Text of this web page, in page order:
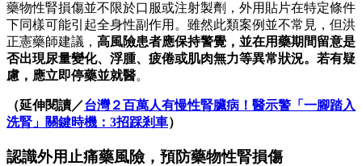
藥物性腎損傷並不限於口服或注射製劑，外用貼片在特定條件
下同樣可能引起全身性副作用。雖然此類案例並不常見，但洪
正憲藥師建議， 高風險患者應保持警覺，並在用藥期間留意是
否出現尿量變化、浮腫、疲倦或肌肉無力等異常狀況。若有疑
慮，應立即停藥並就醫。
（延伸閱讀／台灣２百萬人有慢性腎臟病！醫示警「一腳踏入
洗腎」關鍵時機：3招踩剎車）
認識外用止痛藥風險，預防藥物性腎損傷